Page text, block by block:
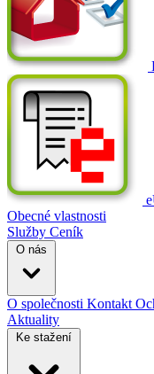
Obecné vlastnosti
Služby Ceník
O nás
O společnosti Kontakt
Aktuality
Ke stažení